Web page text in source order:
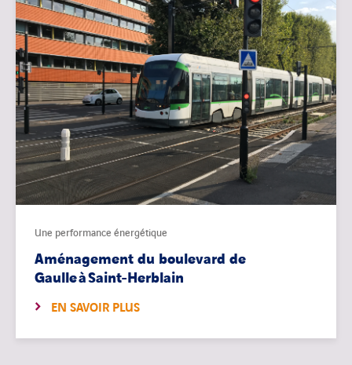
Une performance énergétique
Aménagement du boulevard de
Gaulle à Saint-Herblain
EN SAVOIR PLUS